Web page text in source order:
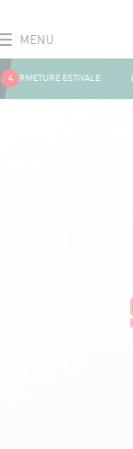
MENU
4
FERMETURE ESTIVALE 2